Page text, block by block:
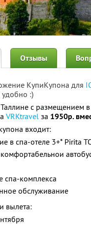
Отзывы
КупиКупона для
удобно :)
с размещением в
VRKtravel за 1950р.
входит:
в спа-отеле 3+* Pirita
спа-комплекса
обслуживание
вылета: